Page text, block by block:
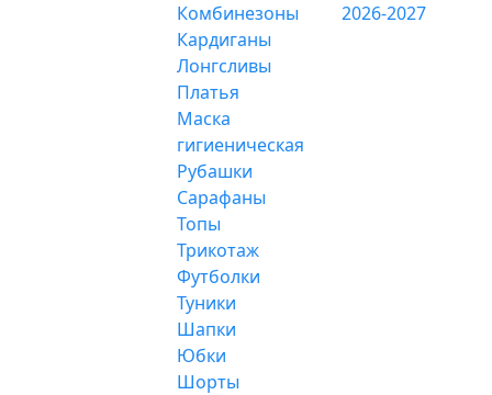
Комбинезоны
Кардиганы
Лонгсливы
Платья
Маска
гигиеническая
Рубашки
Сарафаны
Топы
Трикотаж
Футболки
Туники
Шапки
Юбки
Шорты
2026-2027